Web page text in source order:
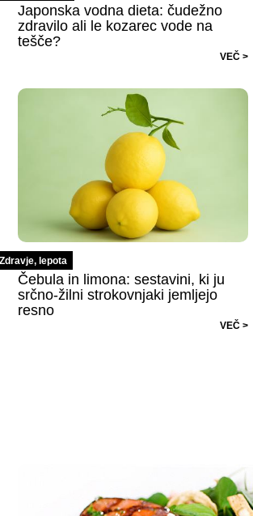
Japonska vodna dieta: čudežno
zdravilo ali le kozarec vode na
tešče?
VEČ >
Zdravje, lepota
Čebula in limona: sestavini, ki ju
srčno-žilni strokovnjaki jemljejo
resno
VEČ >